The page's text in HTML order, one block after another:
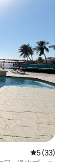
レビュー
5 (33)